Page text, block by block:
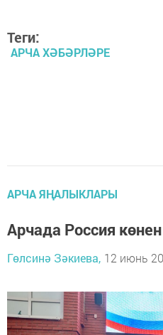
Теги:
АРЧА ХӘБӘРЛӘРЕ
АРЧА ЯҢАЛЫКЛАРЫ
Арчада Россия
Гөлсинә Зәкиева, 12 июнь